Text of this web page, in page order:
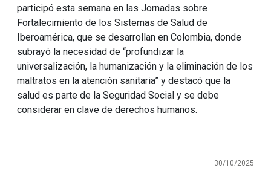
participó esta semana en las Jornadas sobre
Fortalecimiento de los Sistemas de Salud de
Iberoamérica, que se desarrollan en Colombia, donde
subrayó la necesidad de “profundizar la
universalización, la humanización y la eliminación de los
maltratos en la atención sanitaria” y destacó que la
salud es parte de la Seguridad Social y se debe
considerar en clave de derechos humanos.
30/10/2025